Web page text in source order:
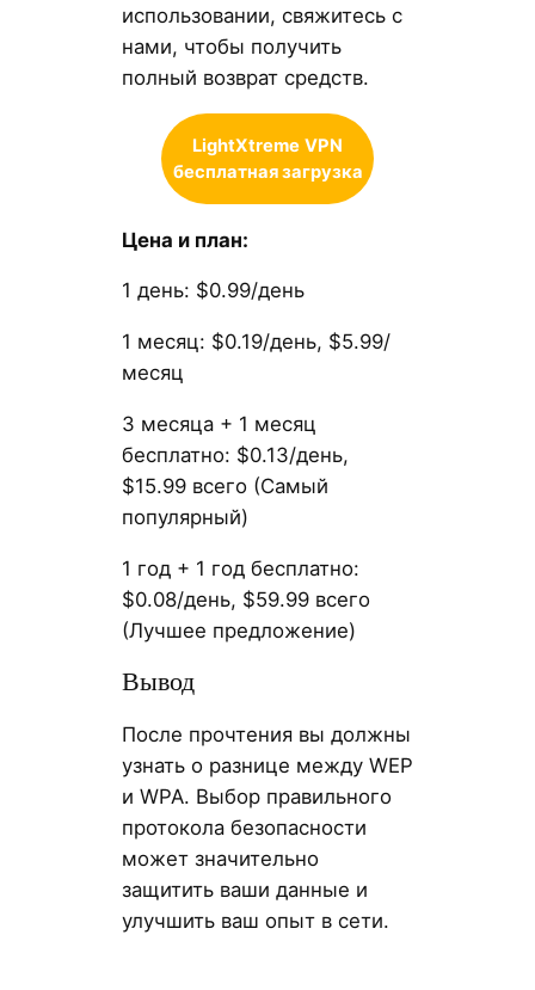
использовании, свяжитесь с
нами, чтобы получить
полный возврат средств.
LightXtreme VPN
бесплатная загрузка
Цена и план:
1 день: $0.99/день
1 месяц: $0.19/день, $5.99/
месяц
3 месяца + 1 месяц
бесплатно: $0.13/день,
$15.99 всего (Самый
популярный)
1 год + 1 год бесплатно:
$0.08/день, $59.99 всего
(Лучшее предложение)
Вывод
После прочтения вы должны
узнать о разнице между WEP
и WPA. Выбор правильного
протокола безопасности
может значительно
защитить ваши данные и
улучшить ваш опыт в сети.